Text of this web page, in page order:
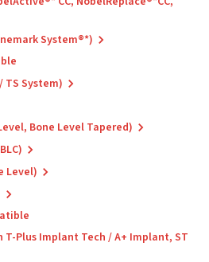
System®*)
TS System)
Bone Level Tapered)
Level)
Plus Implant Tech / A+ Implant, ST